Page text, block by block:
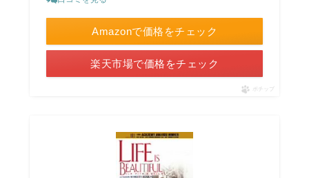
Amazonで価格をチェック
楽天市場で価格をチェック
ポチップ